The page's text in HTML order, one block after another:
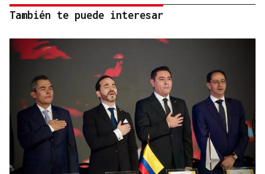
También te puede interesar